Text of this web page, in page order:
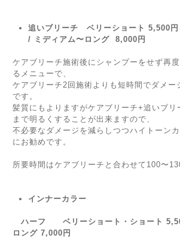
追いブリーチ ベリーショート 5,500
/ ミディアム〜ロング 8,000円
ケアブリーチ施術後にシャンプーをせず再
るメニューで、
ケアブリーチ2回施術よりも短時間でダメー
です。
髪質にもよりますがケアブリーチ+追いブ
まで明るくすることが出来ますので、
不必要なダメージを減らしつつハイトーン
にお勧めです。
所要時間はケアブリーチと合わせて100〜
インナーカラー
ハーフ ベリーショート・ショート
ロング 7,000円